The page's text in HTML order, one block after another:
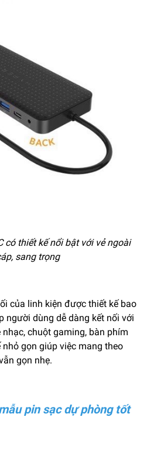
có thiết kế nổi bật với vẻ ngoài
sang trọng
của linh kiện được thiết kế bao
người dùng dễ dàng kết nối với
chuột gaming, bàn phím
gọn giúp việc mang theo
gọn nhẹ.
pin sạc dự phòng tốt